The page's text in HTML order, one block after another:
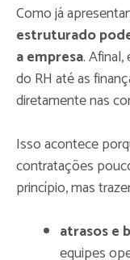
Como já
estruturado
a empresa.
do RH até as
diretamente nas
Isso acontece
contratações
princípio, mas
atrasos e
equipes